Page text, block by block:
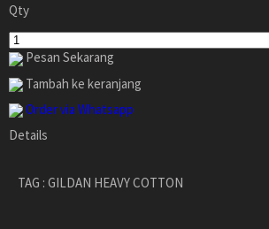
Qty
Pesan Sekarang
Tambah ke keranjang
Order via Whatsapp
Details
TAG : GILDAN HEAVY COTTON